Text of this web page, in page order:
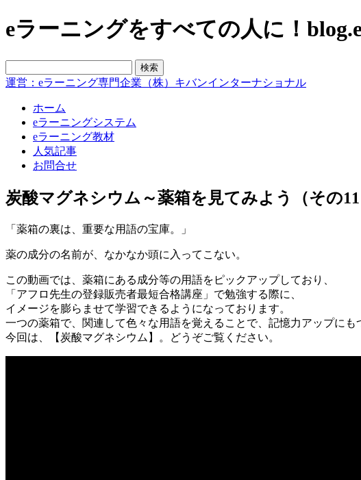
eラーニングをすべての人に！
運営：eラーニング専門企業（株）キバンインターナショナル
ホーム
eラーニングシステム
eラーニング教材
人気記事
お問合せ
炭酸マグネシウム～薬箱を見てみよう（その11
「薬箱の裏は、重要な用語の宝庫。」
薬の成分の名前が、なかなか頭に入ってこない。
この動画では、薬箱にある成分等の用語をピックアップしており、
「アフロ先生の登録販売者最短合格講座」で勉強する際に、
イメージを膨らませて学習できるようになっております。
一つの薬箱で、関連して色々な用語を覚えることで、記憶力アップにも
今回は、【炭酸マグネシウム】。どうぞご覧ください。